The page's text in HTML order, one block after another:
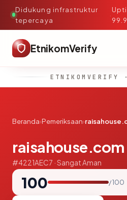
Didukung infrastruktur
tepercaya
·
EtnikomVerify
Beranda›Pemeriksaan›
raisahouse.com
#4221AEC7 · Sangat Aman
100 / 100